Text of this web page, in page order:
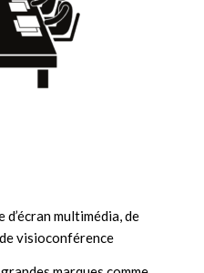
multimédia, de
visioconférence